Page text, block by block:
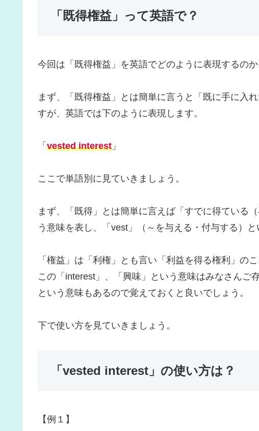
「既得権益」って英語で？
今回は「既得権益」を英語でどのように表現するの
まず、「既得権益」とは簡単に言うと「既に手に入
すが、英語では下のように表現します。
「 vested interest 」
ここで単語別に見ていきましょう。
まず、「既得」とは簡単に言えば「すでに得ている
う意味を表し、「vest」（～を与える・付与する）と
「権益」は「利権」とも言い「利益を得る権利」の
この「interest」、「興味」という意味はみなさんご
という意味もあるので覚えておくと良いでしょう。
下で使い方を見ていきましょう。
「vested interest」の使い方は？
【例１】